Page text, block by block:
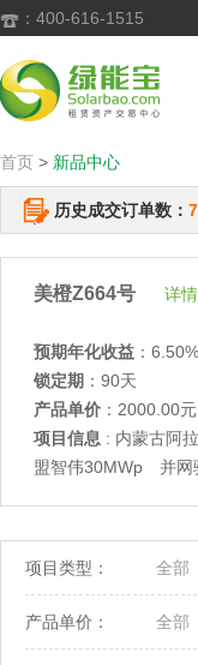
 ：400-616-1515
首页 > 新品中心
历史成交订单数：
美橙Z664号 详
预期年化收益 ：6.50%
锁定期 ：90天
产品单价 ：2000.00元
项目信息 : 内蒙古阿
盟智伟30MWp 并网
项目类型： 全部
产品单价： 全部